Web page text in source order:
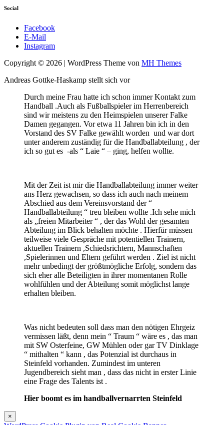
Social
Facebook
E-Mail
Instagram
Copyright © 2026 | WordPress Theme von MH Themes
Andreas Gottke-Haskamp stellt sich vor
Durch meine Frau hatte ich schon immer Kontakt zum
Handball .Auch als Fußballspieler im Herrenbereich
sind wir meistens zu den Heimspielen unserer Falke
Damen gegangen. Vor etwa 11 Jahren bin ich in den
Vorstand des SV Falke gewählt worden und war dort
unter anderem zuständig für die Handballabteilung , der
ich so gut es -als “ Laie “ – ging, helfen wollte.
Mit der Zeit ist mir die Handballabteilung immer weiter
ans Herz gewachsen, so dass ich auch nach meinem
Abschied aus dem Vereinsvorstand der “
Handballabteilung “ treu bleiben wollte .Ich sehe mich
als „freien Mitarbeiter “ , der das Wohl der gesamten
Abteilung im Blick behalten möchte . Hierfür müssen
teilweise viele Gespräche mit potentiellen Trainern,
aktuellen Trainern ,Schiedsrichtern, Mannschaften
,Spielerinnen und Eltern geführt werden . Ziel ist nicht
mehr unbedingt der größtmögliche Erfolg, sondern das
sich eher alle Beteiligten in ihrer momentanen Rolle
wohlfühlen und der Abteilung somit möglichst lange
erhalten bleiben.
Was nicht bedeuten soll dass man den nötigen Ehrgeiz
vermissen läßt, denn mein “ Traum “ wäre es , das man
mit SW Osterfeine, GW Mühlen oder gar TV Dinklage
“ mithalten “ kann , das Potenzial ist durchaus in
Steinfeld vorhanden. Zumindest im unteren
Jugendbereich sieht man , dass das nicht in erster Linie
eine Frage des Talents ist .
Hier boomt es im handballvernarrten Steinfeld
×